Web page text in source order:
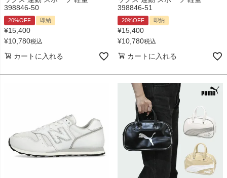
398846-50
20%OFF 即納
¥15,400
¥10,780税込
カートに入れる
398846-51
20%OFF 即納
¥15,400
¥10,780税込
カートに入れる